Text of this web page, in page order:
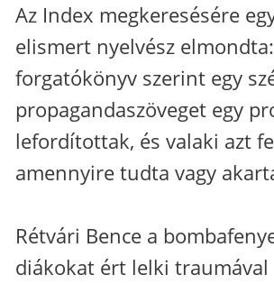
Az Index megkeresésére
elismert nyelvész
forgatókönyv szerint egy
propagandaszöveget egy
lefordítottak, és valaki azt
amennyire tudta vagy
Rétvári Bence a
diákokat ért lelki traumával